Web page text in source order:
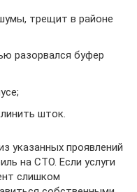
трещит в районе
разорвался буфер
шток.
указанных проявлений
на СТО. Если услуги
слишком